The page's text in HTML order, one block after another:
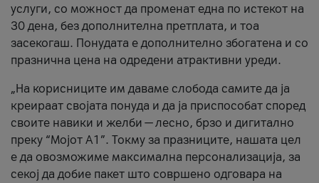
услуги, со можност да променат една по истекот на
30 дена, без дополнителна претплата, и тоа
засекогаш. Понудата е дополнително збогатена и со
празнична цена на одредени атрактивни уреди.
„На корисниците им даваме слобода самите да ја
креираат својата понуда и да ја приспособат според
своите навики и желби — лесно, брзо и дигитално
преку “Мојот А1”. Токму за празниците, нашата цел
е да овозможиме максимална персонализација, за
секој да добие пакет што совршено одговара на